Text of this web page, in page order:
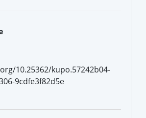
10.25362/kupo.57242b04-
9cdfe3f82d5e